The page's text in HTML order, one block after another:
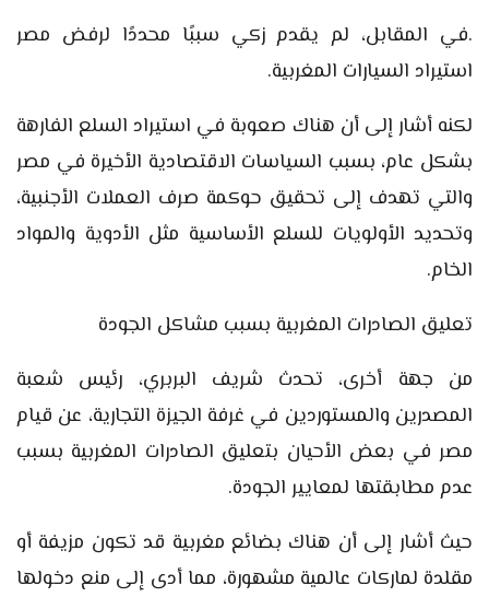
.في المقابل، لم يقدم زكي سببًا محددًا لرفض مصر
استيراد السيارات المغربية.
لكنه أشار إلى أن هناك صعوبة في استيراد السلع الفارهة
بشكل عام، بسبب السياسات الاقتصادية الأخيرة في مصر
والتي تهدف إلى تحقيق حوكمة صرف العملات الأجنبية،
وتحديد الأولويات للسلع الأساسية مثل الأدوية والمواد
الخام.
تعليق الصادرات المغربية بسبب مشاكل الجودة
من جهة أخرى، تحدث شريف البربري، رئيس شعبة
المصدرين والمستوردين في غرفة الجيزة التجارية، عن قيام
مصر في بعض الأحيان بتعليق الصادرات المغربية بسبب
عدم مطابقتها لمعايير الجودة.
حيث أشار إلى أن هناك بضائع مغربية قد تكون مزيفة أو
مقلدة لماركات عالمية مشهورة، مما أدى إلى منع دخولها